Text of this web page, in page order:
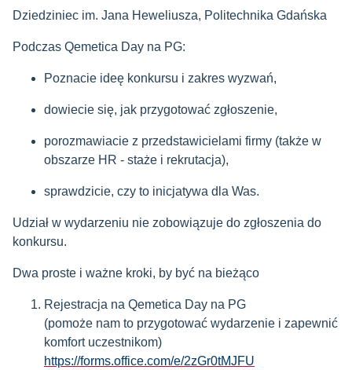
Dziedziniec im. Jana Heweliusza, Politechnika Gdańska
Podczas Qemetica Day na PG:
Poznacie ideę konkursu i zakres wyzwań,
dowiecie się, jak przygotować zgłoszenie,
porozmawiacie z przedstawicielami firmy (także w
obszarze HR - staże i rekrutacja),
sprawdzicie, czy to inicjatywa dla Was.
Udział w wydarzeniu nie zobowiązuje do zgłoszenia do
konkursu.
Dwa proste i ważne kroki, by być na bieżąco
Rejestracja na Qemetica Day na PG
(pomoże nam to przygotować wydarzenie i zapewnić
komfort uczestnikom)
https://forms.office.com/e/2zGr0tMJFU